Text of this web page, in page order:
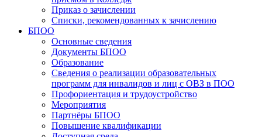
Приказ о зачислении
Списки, рекомендованных к зачислению
БПОО
Основные сведения
Документы БПОО
Образование
Сведения о реализации образовательных
программ для инвалидов и лиц с ОВЗ в ПОО
Профориентация и трудоустройство
Мероприятия
Партнёры БПОО
Повышение квалификации